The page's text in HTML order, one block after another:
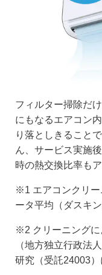
フィルター掃除だ
にもなるエアコン
り落としきること
ん、サービス実施
時の熱交換比率も
※1 エアコンクリー
ータ平均（ダスキン
※2 クリーニングに
（地方独立行政法
研究（受託24003）